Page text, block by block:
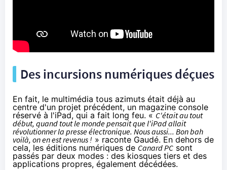
Des incursions numériques déçues
En fait, le multimédia tous azimuts était déjà au
centre d'un projet précédent, un magazine console
réservé à l'iPad, qui a fait long feu. « C'était au tout
début, quand tout le monde pensait que l'iPad allait
révolutionner la presse électronique. Nous aussi... Bon bah
voilà, on en est revenus ! » raconte Gaudé. En dehors de
cela, les éditions numériques de Canard PC sont
passés par deux modes : des kiosques tiers et des
applications propres, également décédées.